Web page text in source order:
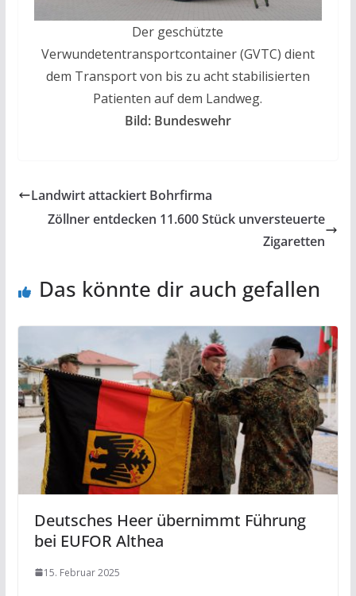
Der geschützte
Verwundetentransportcontainer (GVTC) dient
dem Transport von bis zu acht stabilisierten
Patienten auf dem Landweg.
Bild: Bundeswehr
Landwirt attackiert Bohrfirma
Zöllner entdecken 11.600 Stück unversteuerte
Zigaretten
Das könnte dir auch gefallen
Deutsches Heer übernimmt Führung
bei EUFOR Althea
15. Februar 2025